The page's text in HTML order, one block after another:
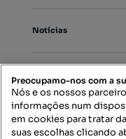
Notícias
Mapa do Site
Preocupamo-nos com a
Nós e os nossos
informações num
em cookies para tratar
suas escolhas clicando